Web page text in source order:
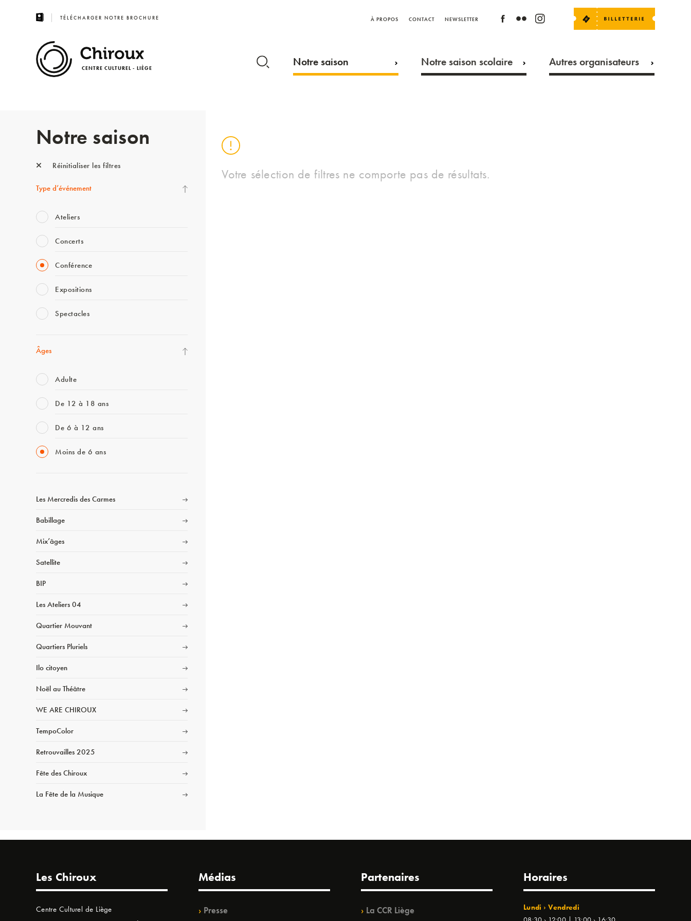
TÉLÉCHARGER NOTRE BROCHURE À PROPOS CONTACT NEWSLETTER
CENTRE CULTUREL - LIÈGE Notre saison Notre saison scolaire Autres organisateurs
Notre saison
Réinitialiser les filtres
Type d’événement
Ateliers
Concerts
Conférence
Expositions
Spectacles
Âges
Adulte
De 12 à 18 ans
De 6 à 12 ans
Moins de 6 ans
Les Mercredis des Carmes
Babillage
Mix’âges
Satellite
BIP
Les Ateliers 04
Quartier Mouvant
Quartiers Pluriels
Ilo citoyen
Noël au Théâtre
WE ARE CHIROUX
TempoColor
Retrouvailles 2025
Fête des Chiroux
La Fête de la Musique
Votre sélection de filtres ne comporte pas de résultats.
Les Chiroux
Centre Culturel de Liège
Médias
Presse
Partenaires
La CCR Liège
Horaires
Lundi › Vendredi